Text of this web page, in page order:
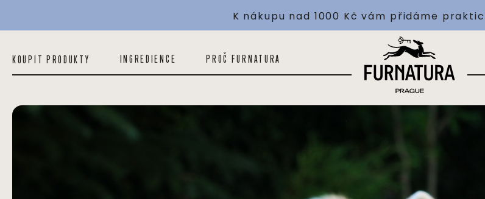
K nákupu nad 1000 Kč vám přidáme
Doprava ZDARMA nad 1 000
KOUPIT PRODUKTY
INGREDIENCE PROČ FURNATURA